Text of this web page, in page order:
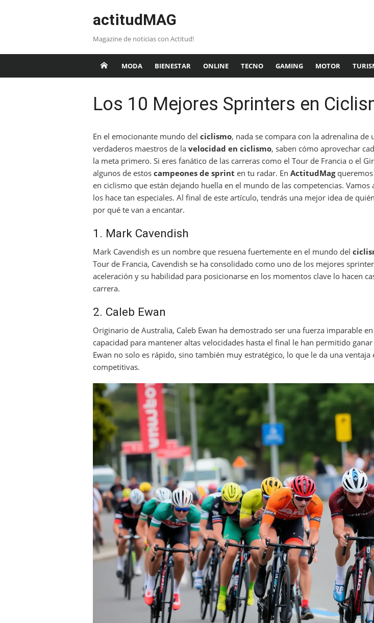
actitudMAG
Magazine de noticias con Actitud!
MODA BIENESTAR ONLINE TECNO GAMING MOTOR
Los 10 Mejores Sprinters en
En el emocionante mundo del ciclismo, nada se compara con la adrenalina de
verdaderos maestros de la velocidad en ciclismo, saben cómo aprovechar
la meta primero. Si eres fanático de las carreras como el Tour de Francia o el
algunos de estos campeones de sprint en tu radar. En ActitudMagqueremos
en ciclismo que están dejando huella en el mundo de las competencias.
los hace tan especiales. Al final de este artículo, tendrás una mejor idea de
por qué te van a encantar.
1. Mark Cavendish
Mark Cavendish es un nombre que resuena fuertemente en el mundo del
Tour de Francia, Cavendish se ha consolidado como uno de los mejores
aceleración y su habilidad para posicionarse en los momentos clave lo hacen
carrera.
2. Caleb Ewan
Originario de Australia, Caleb Ewan ha demostrado ser una fuerza imparable
capacidad para mantener altas velocidades hasta el final le han permitido
Ewan no solo es rápido, sino también muy estratégico, lo que le da una
competitivas.